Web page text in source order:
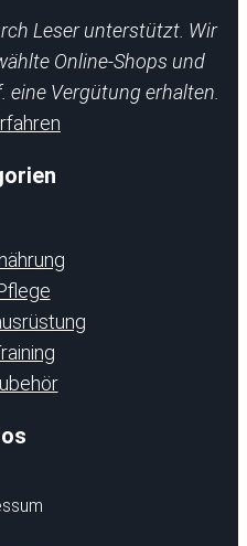
Leser unterstützt. Wir
Online-Shops und
eine Vergütung erhalten.